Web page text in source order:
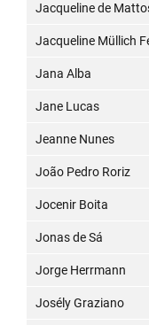
Jacqueline de
Jacqueline Müllich
Jana Alba
Jane Lucas
Jeanne Nunes
João Pedro Roriz
Jocenir Boita
Jonas de Sá
Jorge Herrmann
Josély Graziano